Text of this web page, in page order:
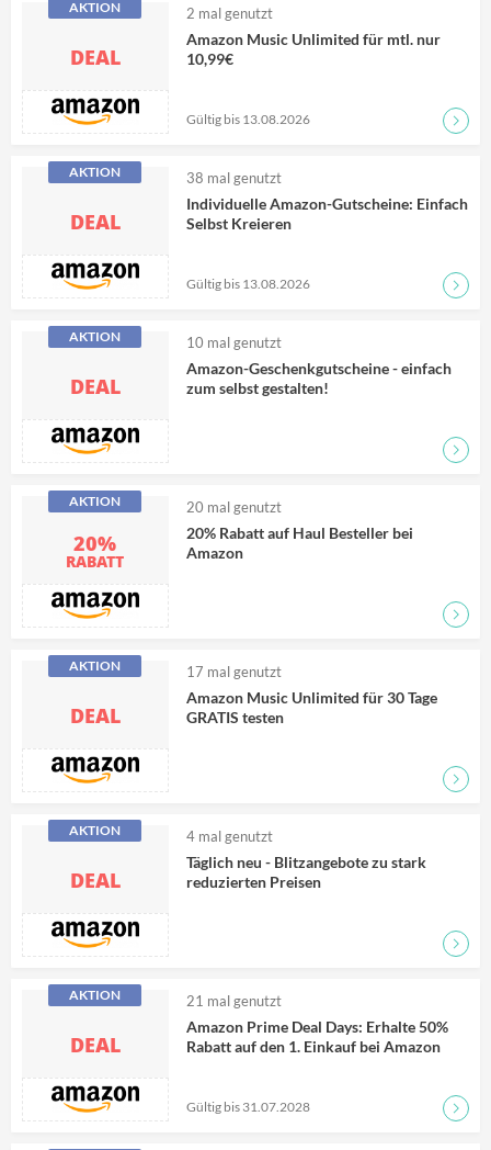
DEAL
AKTION 2 mal genutzt
Amazon Music Unlimited für mtl. nur
10,99€
Gültig bis 13.08.2026 Zum
DEAL
AKTION 38 mal genutzt
Individuelle Amazon-Gutscheine: Einfach
Selbst Kreieren
Gültig bis 13.08.2026 Zum
DEAL
AKTION 10 mal genutzt
Amazon-Geschenkgutscheine - einfach
zum selbst gestalten!
Zum
20%
RABATT
AKTION 20 mal genutzt
20% Rabatt auf Haul Besteller bei
Amazon
Zum
DEAL
AKTION 17 mal genutzt
Amazon Music Unlimited für 30 Tage
GRATIS testen
Zum
DEAL
AKTION 4 mal genutzt
Täglich neu - Blitzangebote zu stark
reduzierten Preisen
Zum
DEAL
AKTION 21 mal genutzt
Amazon Prime Deal Days: Erhalte 50%
Rabatt auf den 1. Einkauf bei Amazon
Gültig bis 31.07.2028 Zum